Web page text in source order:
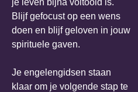
je leven bijna voltooid is.
Blijf gefocust op een wens
doen en blijf geloven in jouw
spirituele gaven.
Je engelengidsen staan
klaar om je volgende stap te